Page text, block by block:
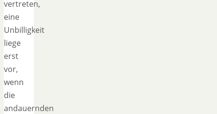
vertreten,
eine
Unbilligkeit
liege
erst
vor,
wenn
die
andauernden